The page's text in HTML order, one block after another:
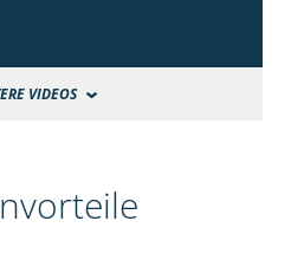
VIDEOS